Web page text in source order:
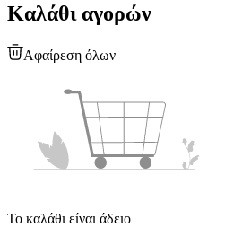
Καλάθι αγορών
Αφαίρεση όλων
Το καλάθι είναι άδειο